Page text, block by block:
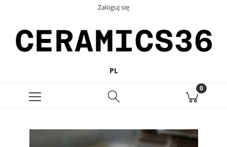
Zaloguj się
PL